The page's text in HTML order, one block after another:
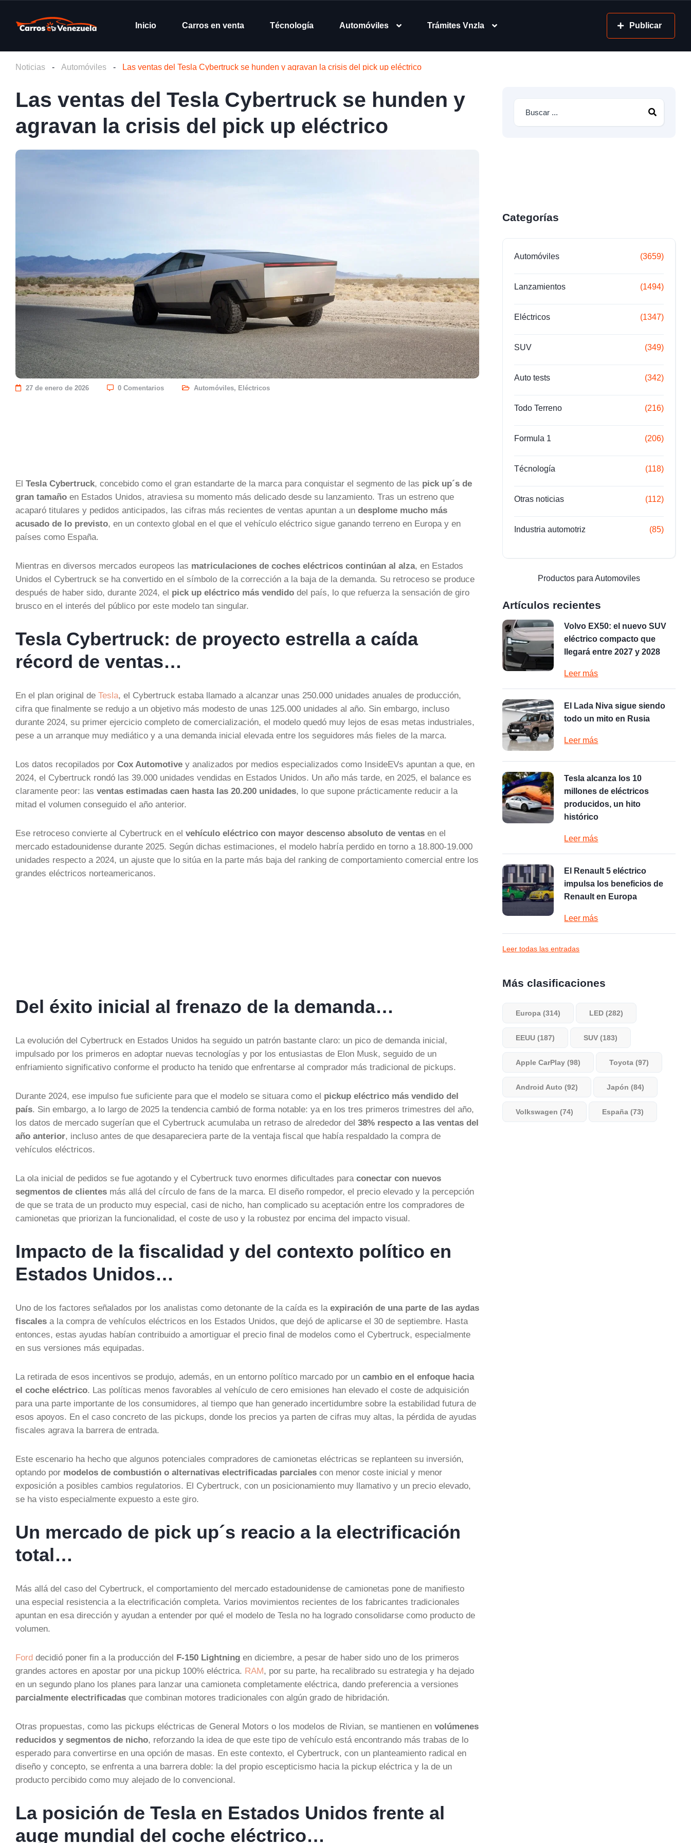
Inicio Carros en venta Técnología Automóviles Trámites Vnzla Publicar
Noticias - Automóviles - Las ventas del Tesla Cybertruck se hunden y agravan la crisis del pick up eléctrico
Las ventas del Tesla Cybertruck se hunden y
agravan la crisis del pick up eléctrico
27 de enero de 2026 0 Comentarios Automóviles, Eléctricos
El Tesla Cybertruck, concebido como el gran estandarte de la marca para conquistar el segmento de las pick up´s de
gran tamaño en Estados Unidos, atraviesa su momento más delicado desde su lanzamiento. Tras un estreno que
acaparó titulares y pedidos anticipados, las cifras más recientes de ventas apuntan a un desplome mucho más
acusado de lo previsto, en un contexto global en el que el vehículo eléctrico sigue ganando terreno en Europa y en
países como España.
Mientras en diversos mercados europeos las matriculaciones de coches eléctricos continúan al alza, en Estados
Unidos el Cybertruck se ha convertido en el símbolo de la corrección a la baja de la demanda. Su retroceso se produce
después de haber sido, durante 2024, el pick up eléctrico más vendido del país, lo que refuerza la sensación de giro
brusco en el interés del público por este modelo tan singular.
Tesla Cybertruck: de proyecto estrella a caída
récord de ventas…
En el plan original de Tesla, el Cybertruck estaba llamado a alcanzar unas 250.000 unidades anuales de producción,
cifra que finalmente se redujo a un objetivo más modesto de unas 125.000 unidades al año. Sin embargo, incluso
durante 2024, su primer ejercicio completo de comercialización, el modelo quedó muy lejos de esas metas industriales,
pese a un arranque muy mediático y a una demanda inicial elevada entre los seguidores más fieles de la marca.
Los datos recopilados por Cox Automotive y analizados por medios especializados como InsideEVs apuntan a que, en
2024, el Cybertruck rondó las 39.000 unidades vendidas en Estados Unidos. Un año más tarde, en 2025, el balance es
claramente peor: las ventas estimadas caen hasta las 20.200 unidades, lo que supone prácticamente reducir a la
mitad el volumen conseguido el año anterior.
Ese retroceso convierte al Cybertruck en el vehículo eléctrico con mayor descenso absoluto de ventas en el
mercado estadounidense durante 2025. Según dichas estimaciones, el modelo habría perdido en torno a 18.800-19.000
unidades respecto a 2024, un ajuste que lo sitúa en la parte más baja del ranking de comportamiento comercial entre los
grandes eléctricos norteamericanos.
Del éxito inicial al frenazo de la demanda…
La evolución del Cybertruck en Estados Unidos ha seguido un patrón bastante claro: un pico de demanda inicial,
impulsado por los primeros en adoptar nuevas tecnologías y por los entusiastas de Elon Musk, seguido de un
enfriamiento significativo conforme el producto ha tenido que enfrentarse al comprador más tradicional de pickups.
Durante 2024, ese impulso fue suficiente para que el modelo se situara como el pickup eléctrico más vendido del
país. Sin embargo, a lo largo de 2025 la tendencia cambió de forma notable: ya en los tres primeros trimestres del año,
los datos de mercado sugerían que el Cybertruck acumulaba un retraso de alrededor del 38% respecto a las ventas del
año anterior, incluso antes de que desapareciera parte de la ventaja fiscal que había respaldado la compra de
vehículos eléctricos.
La ola inicial de pedidos se fue agotando y el Cybertruck tuvo enormes dificultades para conectar con nuevos
segmentos de clientes más allá del círculo de fans de la marca. El diseño rompedor, el precio elevado y la percepción
de que se trata de un producto muy especial, casi de nicho, han complicado su aceptación entre los compradores de
camionetas que priorizan la funcionalidad, el coste de uso y la robustez por encima del impacto visual.
Impacto de la fiscalidad y del contexto político en
Estados Unidos…
Uno de los factores señalados por los analistas como detonante de la caída es la expiración de una parte de las aydas
fiscales a la compra de vehículos eléctricos en los Estados Unidos, que dejó de aplicarse el 30 de septiembre. Hasta
entonces, estas ayudas habían contribuido a amortiguar el precio final de modelos como el Cybertruck, especialmente
en sus versiones más equipadas.
La retirada de esos incentivos se produjo, además, en un entorno político marcado por un cambio en el enfoque hacia
el coche eléctrico. Las políticas menos favorables al vehículo de cero emisiones han elevado el coste de adquisición
para una parte importante de los consumidores, al tiempo que han generado incertidumbre sobre la estabilidad futura de
esos apoyos. En el caso concreto de las pickups, donde los precios ya parten de cifras muy altas, la pérdida de ayudas
fiscales agrava la barrera de entrada.
Este escenario ha hecho que algunos potenciales compradores de camionetas eléctricas se replanteen su inversión,
optando por modelos de combustión o alternativas electrificadas parciales con menor coste inicial y menor
exposición a posibles cambios regulatorios. El Cybertruck, con un posicionamiento muy llamativo y un precio elevado,
se ha visto especialmente expuesto a este giro.
Un mercado de pick up´s reacio a la electrificación
total…
Más allá del caso del Cybertruck, el comportamiento del mercado estadounidense de camionetas pone de manifiesto
una especial resistencia a la electrificación completa. Varios movimientos recientes de los fabricantes tradicionales
apuntan en esa dirección y ayudan a entender por qué el modelo de Tesla no ha logrado consolidarse como producto de
volumen.
Ford decidió poner fin a la producción del F-150 Lightning en diciembre, a pesar de haber sido uno de los primeros
grandes actores en apostar por una pickup 100% eléctrica. RAM, por su parte, ha recalibrado su estrategia y ha dejado
en un segundo plano los planes para lanzar una camioneta completamente eléctrica, dando preferencia a versiones
parcialmente electrificadas que combinan motores tradicionales con algún grado de hibridación.
Otras propuestas, como las pickups eléctricas de General Motors o los modelos de Rivian, se mantienen en volúmenes
reducidos y segmentos de nicho, reforzando la idea de que este tipo de vehículo está encontrando más trabas de lo
esperado para convertirse en una opción de masas. En este contexto, el Cybertruck, con un planteamiento radical en
diseño y concepto, se enfrenta a una barrera doble: la del propio escepticismo hacia la pickup eléctrica y la de un
producto percibido como muy alejado de lo convencional.
La posición de Tesla en Estados Unidos frente al
auge mundial del coche eléctrico…
Categorías
Automóviles (3659)
Lanzamientos (1494)
Eléctricos (1347)
SUV (349)
Auto tests (342)
Todo Terreno (216)
Formula 1 (206)
Técnología (118)
Otras noticias (112)
Industria automotriz (85)
Productos para Automoviles
Artículos recientes
Volvo EX50: el nuevo SUV
eléctrico compacto que
llegará entre 2027 y 2028
Leer más
El Lada Niva sigue siendo
todo un mito en Rusia
Leer más
Tesla alcanza los 10
millones de eléctricos
producidos, un hito
histórico
Leer más
El Renault 5 eléctrico
impulsa los beneficios de
Renault en Europa
Leer más
Leer todas las entradas
Más clasificaciones
Europa (314) LED (282)
EEUU (187) SUV (183)
Apple CarPlay (98) Toyota (97)
Android Auto (92) Japón (84)
Volkswagen (74) España (73)